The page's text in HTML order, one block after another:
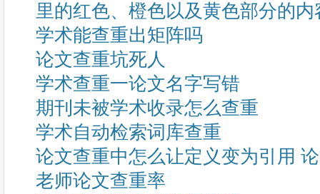
里的红色、橙色以及黄色部分的内
学术能查重出矩阵吗
论文查重坑死人
学术查重一论文名字写错
期刊未被学术收录怎么查重
学术自动检索词库查重
论文查重中怎么让定义变为引用
老师论文查重率